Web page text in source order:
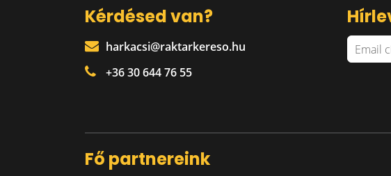
Kérdésed van?
harkacsi@raktarkereso.hu
+36 30 644 76 55
Fő partnereink